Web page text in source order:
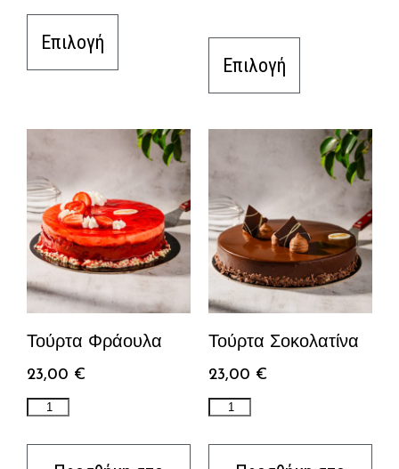
Επιλογή
Επιλογή
Τούρτα Φράουλα
23,00 €
Τούρτα Σοκολατίνα
23,00 €